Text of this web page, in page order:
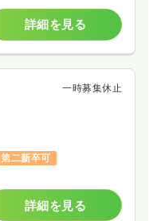
詳細を見る
一時募集休止
第二新卒可
詳細を見る